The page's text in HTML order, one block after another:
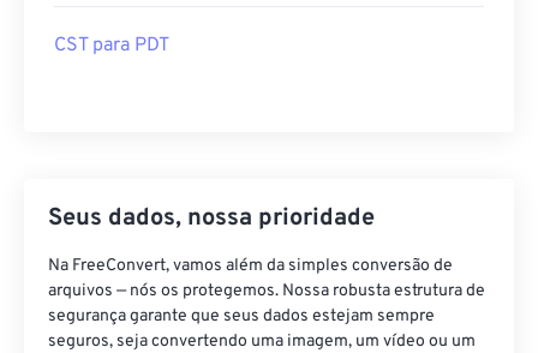
CST para PDT
Seus dados, nossa prioridade
Na FreeConvert, vamos além da simples conversão de
arquivos — nós os protegemos. Nossa robusta estrutura de
segurança garante que seus dados estejam sempre
seguros, seja convertendo uma imagem, um vídeo ou um